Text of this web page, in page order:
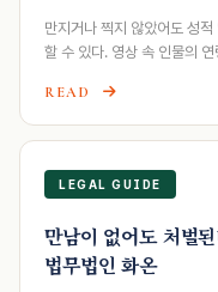
만지거나 찍지 않았어도 성
할 수 있다. 영상 속 인물의
READ
LEGAL GUIDE
만남이 없어도 처벌
법무법인 화온